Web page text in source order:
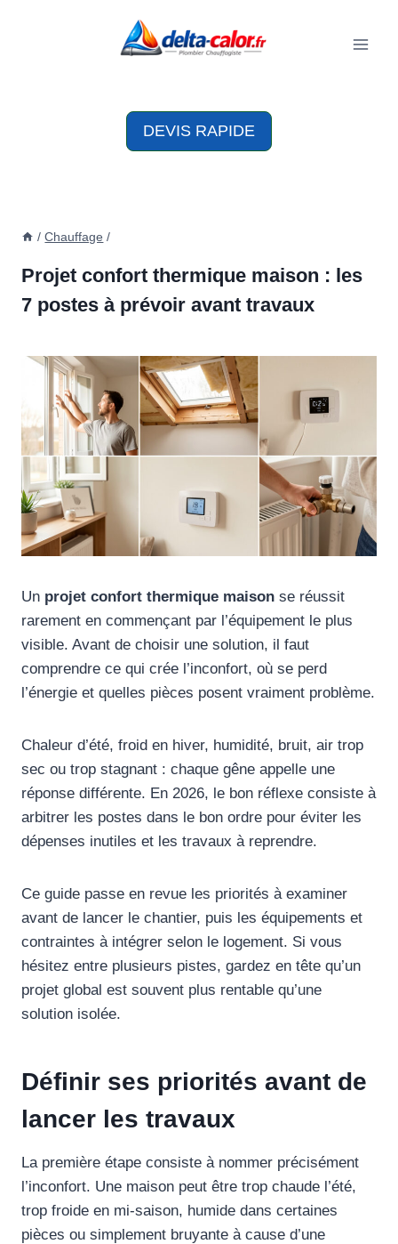
DEVIS RAPIDE
/ Chauffage /
Projet confort thermique maison : les
7 postes à prévoir avant travaux
Un projet confort thermique maison se réussit
rarement en commençant par l’équipement le plus
visible. Avant de choisir une solution, il faut
comprendre ce qui crée l’inconfort, où se perd
l’énergie et quelles pièces posent vraiment problème.
Chaleur d’été, froid en hiver, humidité, bruit, air trop
sec ou trop stagnant : chaque gêne appelle une
réponse différente. En 2026, le bon réflexe consiste à
arbitrer les postes dans le bon ordre pour éviter les
dépenses inutiles et les travaux à reprendre.
Ce guide passe en revue les priorités à examiner
avant de lancer le chantier, puis les équipements et
contraintes à intégrer selon le logement. Si vous
hésitez entre plusieurs pistes, gardez en tête qu’un
projet global est souvent plus rentable qu’une
solution isolée.
Définir ses priorités avant de
lancer les travaux
La première étape consiste à nommer précisément
l’inconfort. Une maison peut être trop chaude l’été,
trop froide en mi-saison, humide dans certaines
pièces ou simplement bruyante à cause d’une